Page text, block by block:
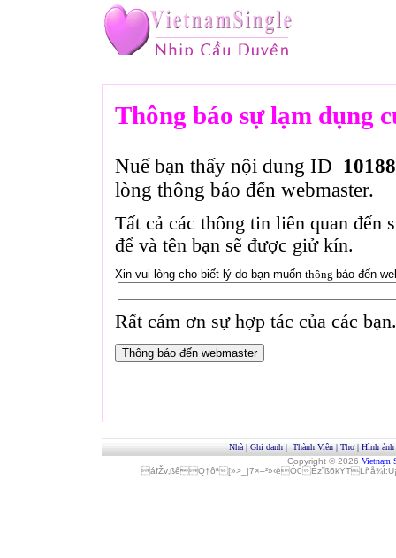
Thông báo sự lạm dụng
Nuế bạn thấy nội dung ID
lòng thông báo đến webmaster.
Tất cả các thông tin liên quan đến
để và tên bạn sẽ được giử kín.
Xin vui lòng cho biết lý do bạn muốn thông báo đến
Rất cám ơn sự hợp tác của các bạn.
Nhà | Ghi danh | Thành Viên | Thơ| Hình ảnh
Copyright © 2026 Vietnam
áfŽv‚ßêQ†ôª[»>_|7×–²»‹èÓ0